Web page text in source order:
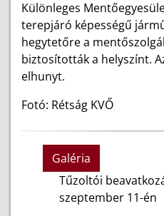
Különleges
terepjáró képességű
hegytetőre a
biztosították a helyszínt.
elhunyt.
Fotó: Rétság KVŐ
Galéria
Tűzoltói
szeptember 11-én